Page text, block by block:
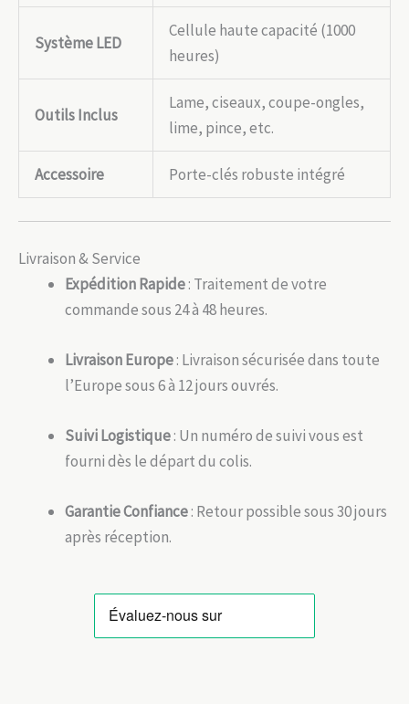
Système LED
Cellule haute capacité (1000
heures)
Outils Inclus
Lame, ciseaux, coupe-ongles,
lime, pince, etc.
Accessoire Porte-clés robuste intégré
Livraison & Service
Expédition Rapide: Traitement de votre
commande sous 24 à 48 heures.
Livraison Europe: Livraison sécurisée dans toute
l’Europe sous 6 à 12 jours ouvrés.
Suivi Logistique: Un numéro de suivi vous est
fourni dès le départ du colis.
Garantie Confiance: Retour possible sous 30 jours
après réception.